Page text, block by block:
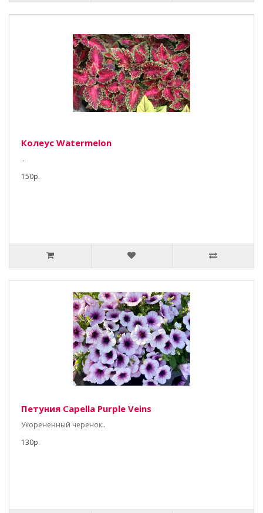
Колеус Watermelon
..
150р.
Петуния Capella Purple Veins
Укорененный черенок..
130р.